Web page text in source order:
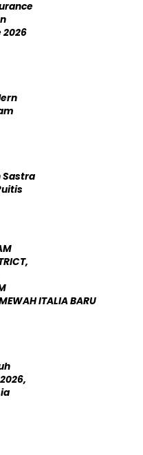
2026
Sastra
ITALIA BARU